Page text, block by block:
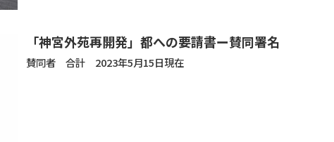
「神宮外苑再開発」都への要請書ー賛同署名
賛同者 合計 2023年5月15日現在